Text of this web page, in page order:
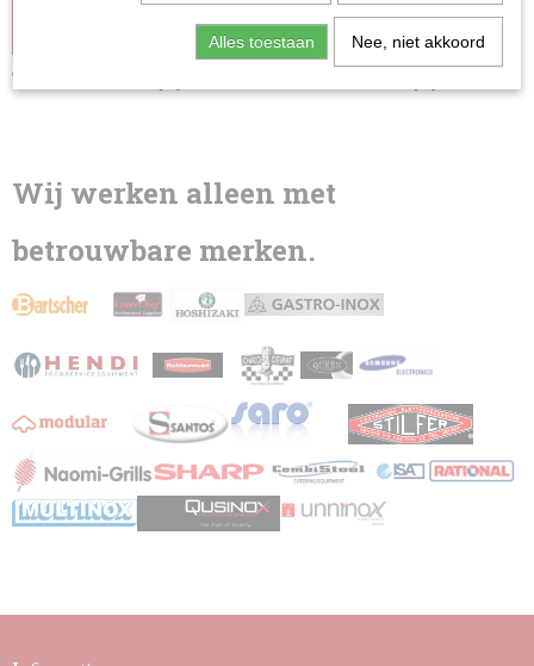
Wandmodel 700(D)
Wij werken alleen met
betrouwbare merken.
Alles toestaan Nee, niet akkoord